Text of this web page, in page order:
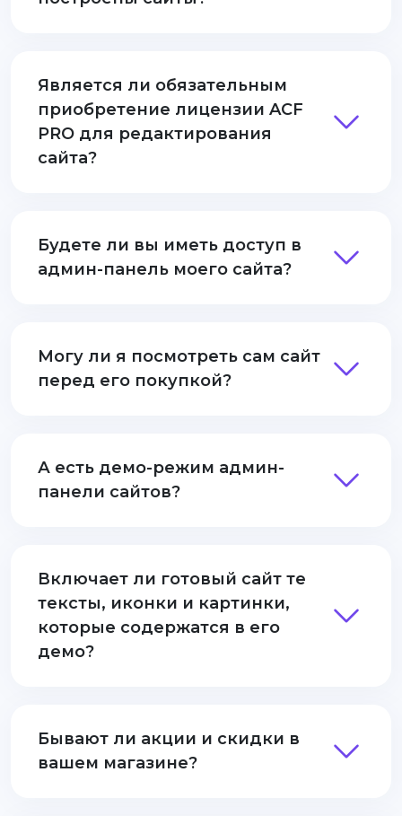
Является ли обязательным
приобретение лицензии ACF
PRO для редактирования
сайта?
Будете ли вы иметь доступ в
админ-панель моего сайта?
Могу ли я посмотреть сам сайт
перед его покупкой?
А есть демо-режим админ-
панели сайтов?
Включает ли готовый сайт те
тексты, иконки и картинки,
которые содержатся в его
демо?
Бывают ли акции и скидки в
вашем магазине?